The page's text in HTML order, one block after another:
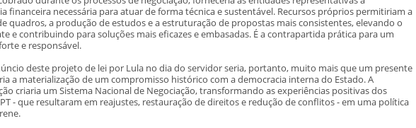
financeira necessária para atuar de forma técnica e sustentável. Recursos próprios permitiriam a
quadros, a produção de estudos e a estruturação de propostas mais consistentes, elevando o
e contribuindo para soluções mais eficazes e embasadas. É a contrapartida prática para um
e responsável.
deste projeto de lei por Lula no dia do servidor seria, portanto, muito mais que um presente
a materialização de um compromisso histórico com a democracia interna do Estado. A
criaria um Sistema Nacional de Negociação, transformando as experiências positivas dos
- que resultaram em reajustes, restauração de direitos e redução de conflitos - em uma política